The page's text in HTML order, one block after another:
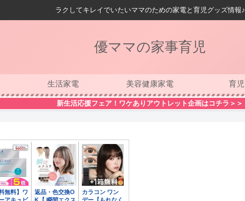
ラクしてキレイでいたいママのための家電と育児グッズ情報♪
優ママの家事育児
生活家電 美容健康家電 育児
新生活応援フェア！ワケありアウトレット企画はコチラ＞＞